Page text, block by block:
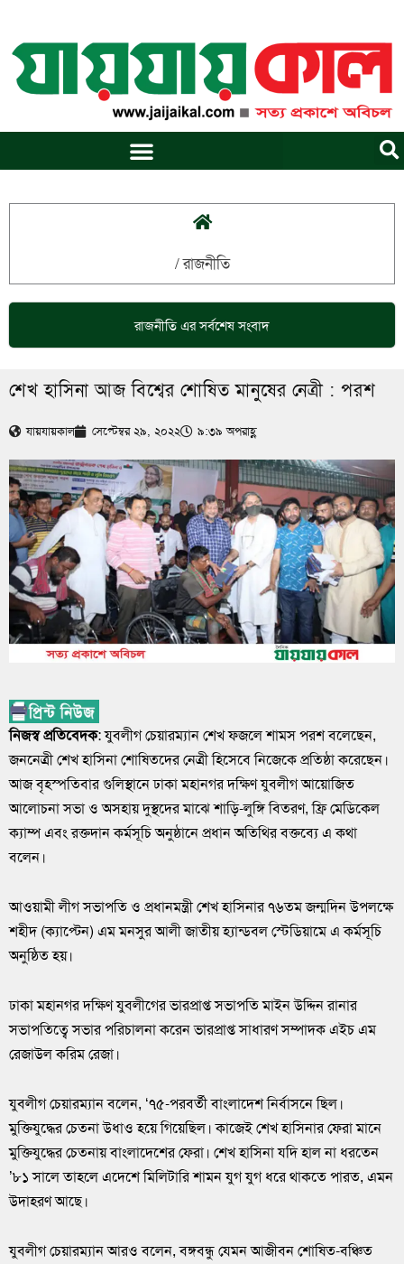
content
/রাজনীতি
রাজনীতিএর সর্বশেষ সংবাদ
শেখ হাসিনা আজ বিশ্বের শোষিত মানুষের নেত্রী : পরশ
যায়যায়কাল সেপ্টেম্বর ২৯, ২০২২ ৯:৩৯ অপরাহ্ণ
নিজস্ব প্রতিবেদক: যুবলীগ চেয়ারম্যান শেখ ফজলে শামস পরশ বলেছেন,
জননেত্রী শেখ হাসিনা শোষিতদের নেত্রী হিসেবে নিজেকে প্রতিষ্ঠা করেছেন।
আজ বৃহস্পতিবার গুলিস্থানে ঢাকা মহানগর দক্ষিণ যুবলীগ আয়োজিত
আলোচনা সভা ও অসহায় দুস্থদের মাঝে শাড়ি-লুঙ্গি বিতরণ, ফ্রি মেডিকেল
ক্যাম্প এবং রক্তদান কর্মসূচি অনুষ্ঠানে প্রধান অতিথির বক্তব্যে এ কথা
বলেন।
আওয়ামী লীগ সভাপতি ও প্রধানমন্ত্রী শেখ হাসিনার ৭৬তম জন্মদিন উপলক্ষে
শহীদ (ক্যাপ্টেন) এম মনসুর আলী জাতীয় হ্যান্ডবল স্টেডিয়ামে এ কর্মসূচি
অনুষ্ঠিত হয়।
ঢাকা মহানগর দক্ষিণ যুবলীগের ভারপ্রাপ্ত সভাপতি মাইন উদ্দিন রানার
সভাপতিত্বে সভার পরিচালনা করেন ভারপ্রাপ্ত সাধারণ সম্পাদক এইচ এম
রেজাউল করিম রেজা।
যুবলীগ চেয়ারম্যান বলেন, ‘৭৫-পরবর্তী বাংলাদেশ নির্বাসনে ছিল।
মুক্তিযুদ্ধের চেতনা উধাও হয়ে গিয়েছিল। কাজেই শেখ হাসিনার ফেরা মানে
মুক্তিযুদ্ধের চেতনায় বাংলাদেশের ফেরা। শেখ হাসিনা যদি হাল না ধরতেন
’৮১ সালে তাহলে এদেশে মিলিটারি শামন যুগ যুগ ধরে থাকতে পারত, এমন
উদাহরণ আছে।
যুবলীগ চেয়ারম্যান আরও বলেন, বঙ্গবন্ধু যেমন আজীবন শোষিত-বঞ্চিত